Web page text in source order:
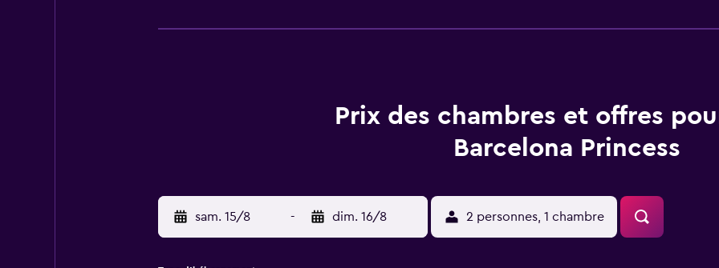
Barcelona Princess abrite un snack-bar et 2 cafés. Vous y trouverez également 2 restaurants.
ou au Camp Nou en voiture.
Prix des chambres et offres
Barcelona Princess
sam. 15/8 - dim. 16/8 2 personnes, 1 chambre